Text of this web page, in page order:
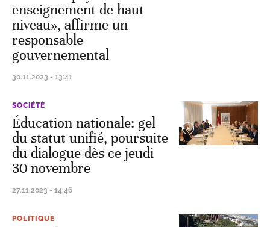
enseignement de haut
niveau», affirme un
responsable
gouvernemental
30.11.2023 - 13:41
SOCIÉTÉ
Éducation nationale: gel
du statut unifié, poursuite
du dialogue dès ce jeudi
30 novembre
27.11.2023 - 14:46
POLITIQUE